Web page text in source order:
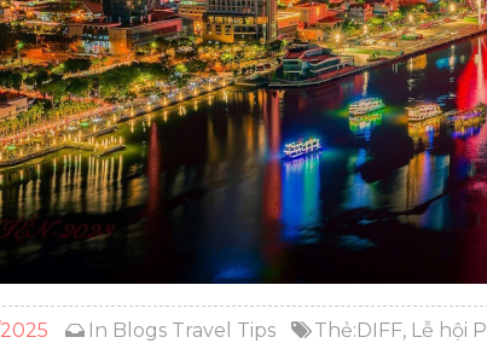
In Blogs Travel Tips Thẻ:DIFF, Lễ hội